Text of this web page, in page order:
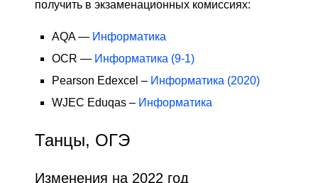
получить в экзаменационных комиссиях:
AQA — Информатика
OCR — Информатика (9-1)
Pearson Edexcel – Информатика (2020)
WJEC Eduqas – Информатика
Танцы, ОГЭ
Изменения на 2022 год